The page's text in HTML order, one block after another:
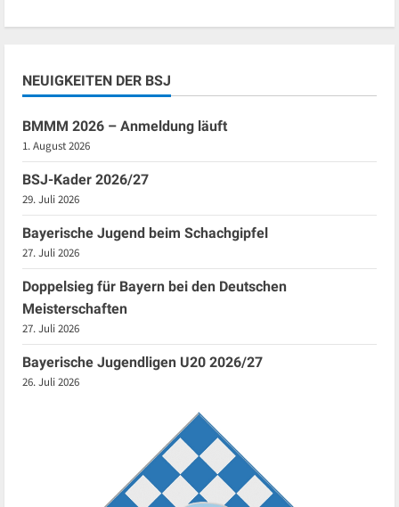
NEUIGKEITEN DER BSJ
BMMM 2026 – Anmeldung läuft
1. August 2026
BSJ-Kader 2026/27
29. Juli 2026
Bayerische Jugend beim Schachgipfel
27. Juli 2026
Doppelsieg für Bayern bei den Deutschen
Meisterschaften
27. Juli 2026
Bayerische Jugendligen U20 2026/27
26. Juli 2026